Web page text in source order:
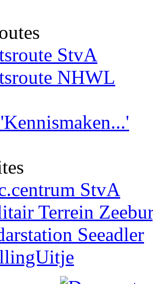
StvA
NHWL
StvA
Terrein
Seeadler